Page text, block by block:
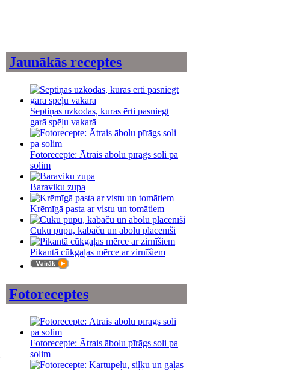
Jaunākās receptes
Septiņas uzkodas, kuras ērti pasniegt
garā spēļu vakarā
Fotorecepte: Ātrais ābolu pīrāgs soli pa
solim
Baraviku zupa
Krēmīgā pasta ar vistu un tomātiem
Cūku pupu, kabaču un ābolu plācenīši
Pikantā cūkgaļas mērce ar zirnīšiem
Fotoreceptes
Fotorecepte: Ātrais ābolu pīrāgs soli pa
solim